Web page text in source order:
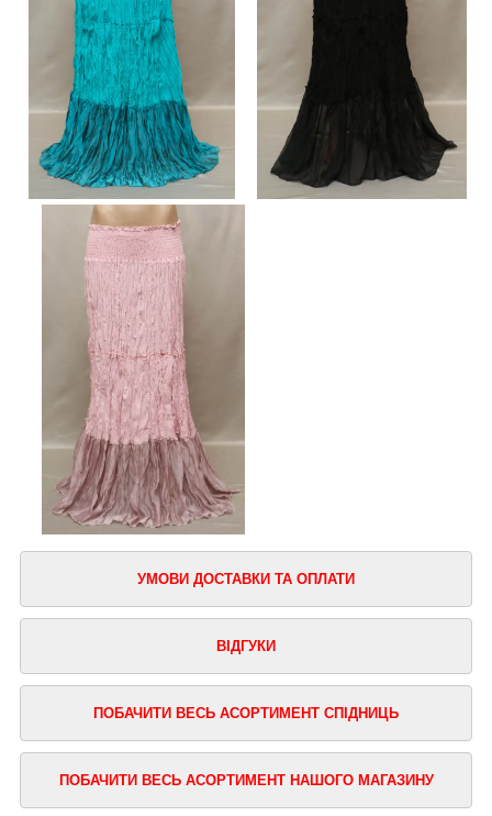
УМОВИ ДОСТАВКИ ТА ОПЛАТИ
ВІДГУКИ
ПОБАЧИТИ ВЕСЬ АСОРТИМЕНТ СПІДНИЦЬ
ПОБАЧИТИ ВЕСЬ АСОРТИМЕНТ НАШОГО МАГАЗИНУ